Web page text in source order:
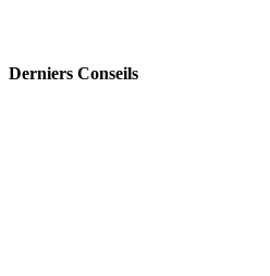
Derniers Conseils